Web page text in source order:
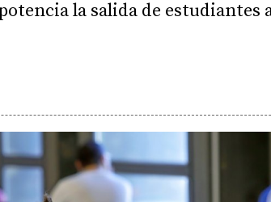
la salida de estudiantes